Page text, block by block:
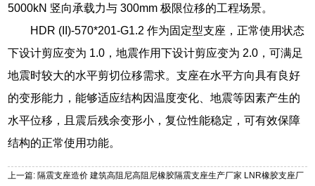
5000kN 竖向承载力与 300mm 极限位移的工程场景。
HDR (II)-570*201-G1.2 作为固定型支座，正常使用状态
下设计剪应变为 1.0，地震作用下设计剪应变为 2.0，可满足
地震时较大的水平剪切位移需求。支座在水平方向具有良好
的变形能力，能够适应结构因温度变化、地震等因素产生的
水平位移，且震后残余变形小，复位性能稳定，可有效保障
结构的正常使用功能。
上一篇: 隔震支座造价 建筑高阻尼高阻尼橡胶隔震支座生产厂家 LNR橡胶支座厂